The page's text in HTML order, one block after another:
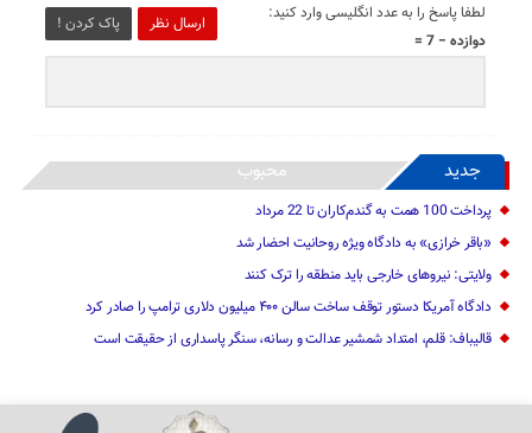
ارسال نظر پاک کردن !
لطفا پاسخ را به عدد انگلیسی وارد کنید:
دوازده − 7 =
جدید محبوب
پرداخت 100 همت به گندم‌کاران تا 22 مرداد
«باقر خرازی» به دادگاه ویژه روحانیت احضار شد
ولایتی: نیرو‌های خارجی باید منطقه را ترک کنند
دادگاه آمریکا دستور توقف ساخت سالن ۴۰۰ میلیون دلاری ترامپ را صادر کرد
قالیباف: قلم، امتداد شمشیر عدالت و رسانه، سنگر پاسداری از حقیقت است